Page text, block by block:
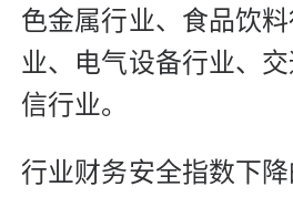
色金属行业、食品饮
业、电气设备行业、
信行业。
行业财务安全指数下降